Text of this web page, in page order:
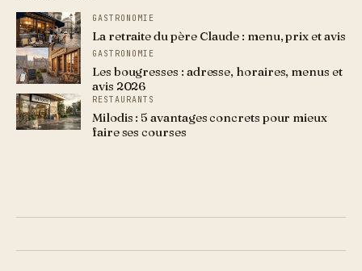
GASTRONOMIE
La retraite du père Claude : menu, prix et avis
GASTRONOMIE
Les bougresses : adresse, horaires, menus et
avis 2026
RESTAURANTS
Milodis : 5 avantages concrets pour mieux
faire ses courses